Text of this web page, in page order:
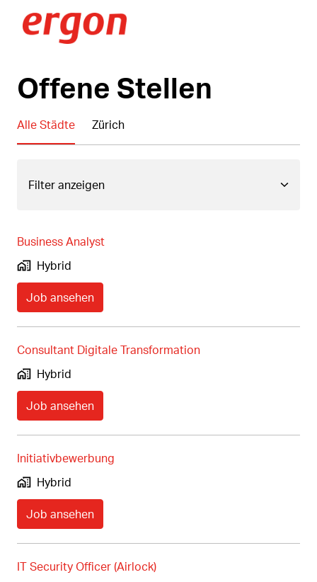
Inhalt
Startseite
Offene Stellen
Alle Städte Zürich
Filter anzeigen
Business Analyst
Hybrid
Job ansehen
Consultant Digitale Transformation
Hybrid
Job ansehen
Initiativbewerbung
Hybrid
Job ansehen
IT Security Officer (Airlock)